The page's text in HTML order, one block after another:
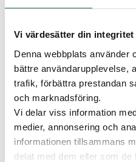
Vi värdesätter din integritet
Denna webbplats använder
bättre användarupplevelse,
trafik, förbättra prestandan
och marknadsföring.
Vi delar viss information
medier, annonsering och
informationen tillsammans
delat med dem eller som de
10%
på alla varor innan
Gäller t.o.m. 31 dec,
Till Albrekts Guld